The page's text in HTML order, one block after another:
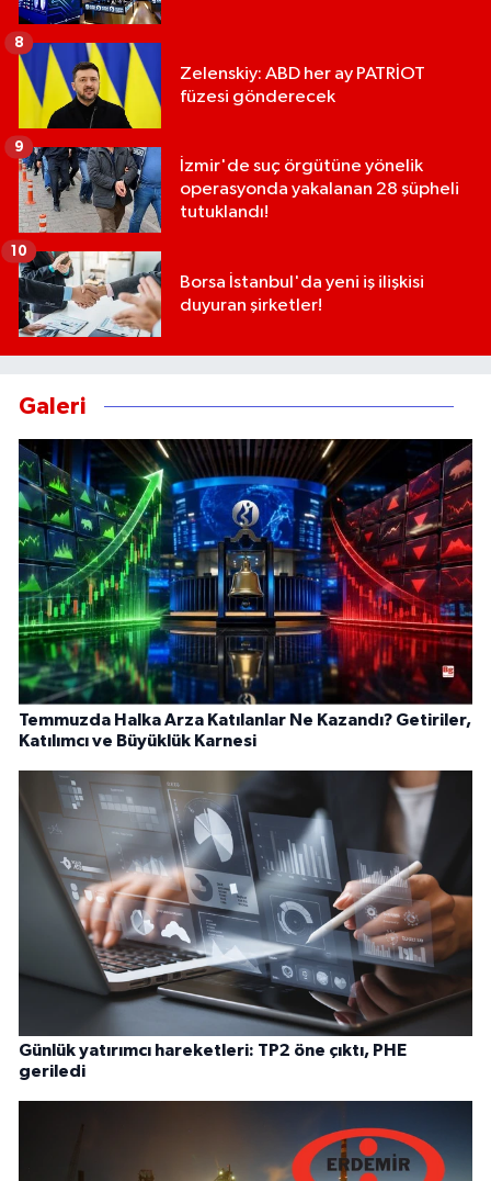
Zelenskiy: ABD her ay PATRİOT
füzesi gönderecek
8
İzmir'de suç örgütüne yönelik
operasyonda yakalanan 28 şüpheli
tutuklandı!
9
Borsa İstanbul'da yeni iş ilişkisi
duyuran şirketler!
10
Galeri
Temmuzda Halka Arza Katılanlar Ne Kazandı? Getiriler,
Katılımcı ve Büyüklük Karnesi
Günlük yatırımcı hareketleri: TP2 öne çıktı, PHE
geriledi